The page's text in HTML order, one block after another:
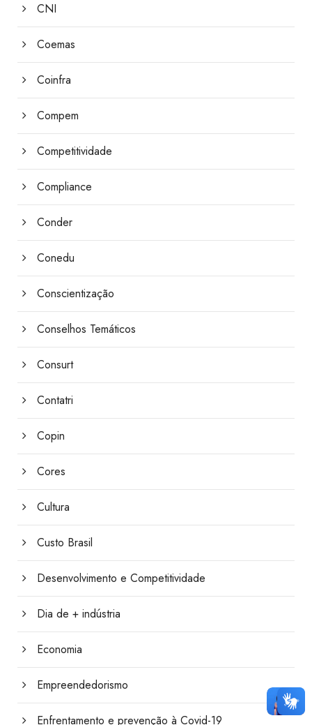
CNI
Coemas
Coinfra
Compem
Competitividade
Compliance
Conder
Conedu
Conscientização
Conselhos Temáticos
Consurt
Contatri
Copin
Cores
Cultura
Custo Brasil
Desenvolvimento e Competitividade
Dia de + indústria
Economia
Empreendedorismo
Enfrentamento e prevenção à Covid-19